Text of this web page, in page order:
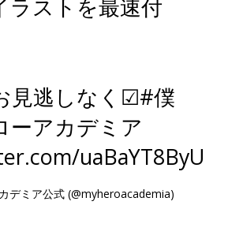
ラストを最速付
見逃しなく☑#僕
ーアカデミア
uaBaYT8ByU
デミア公式 (@myheroacademia)